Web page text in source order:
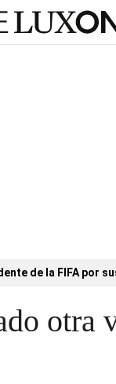
de la FIFA por
otra